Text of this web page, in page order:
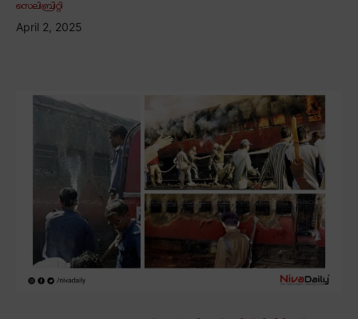
സെലിബ്രിറ്റി
April 2, 2025